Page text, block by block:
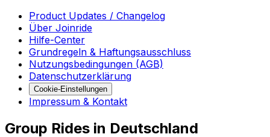
Product Updates / Changelog
Über Joinride
Hilfe-Center
Grundregeln & Haftungsausschluss
Nutzungsbedingungen (AGB)
Datenschutzerklärung
Cookie-Einstellungen
Impressum & Kontakt
Group Rides in Deutschland